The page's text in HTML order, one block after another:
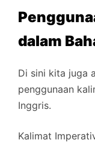
dalam
Di sini kita juga
penggunaan
Inggris.
Kalimat